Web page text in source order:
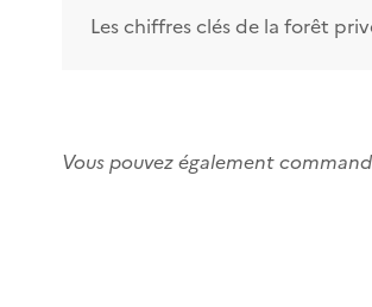
Les chiffres clés de la forêt
Vous pouvez également